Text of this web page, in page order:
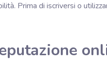
Prima di iscriversi o